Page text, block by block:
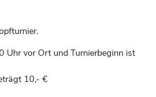
Uhr vor Ort und Turnierbeginn ist
10,- €